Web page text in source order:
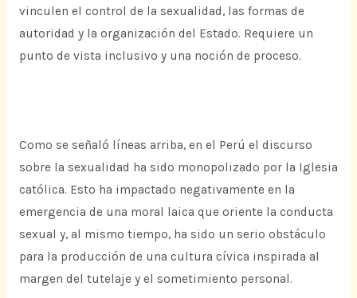
vinculen el control de la sexualidad, las formas de
autoridad y la organización del Estado. Requiere un
punto de vista inclusivo y una noción de proceso.
Como se señaló líneas arriba, en el Perú el discurso
sobre la sexualidad ha sido monopolizado por la Iglesia
católica. Esto ha impactado negativamente en la
emergencia de una moral laica que oriente la conducta
sexual y, al mismo tiempo, ha sido un serio obstáculo
para la producción de una cultura cívica inspirada al
margen del tutelaje y el sometimiento personal.